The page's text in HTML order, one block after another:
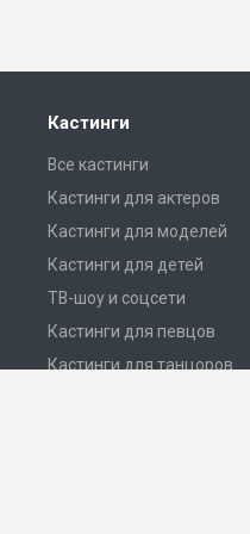
Кастинги
Все кастинги
Кастинги для актеров
Кастинги для моделей
Кастинги для детей
ТВ-шоу и соцсети
Кастинги для певцов
Кастинги для танцоров